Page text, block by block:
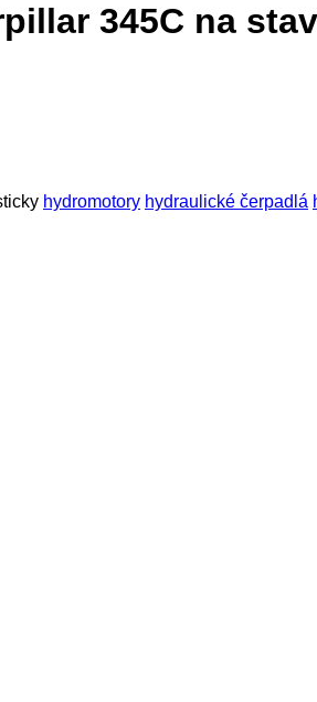
345C na
hydromotory hydraulické čerpadlá